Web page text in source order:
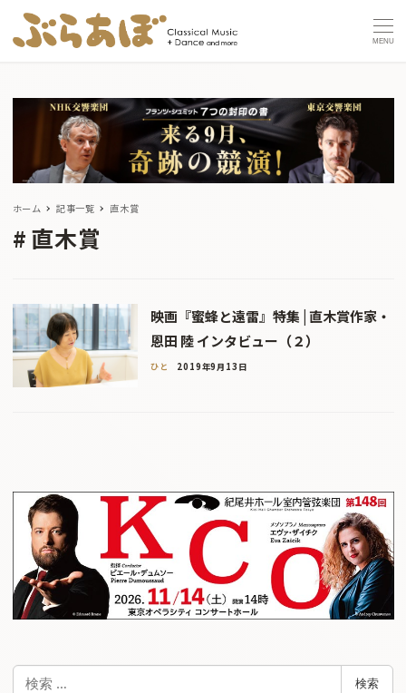
MENU
ホーム 記事一覧 直木賞
直木賞
映画『蜜蜂と遠雷』特集 | 直木賞作家・
恩田 陸 インタビュー（２）
ひと 2019年9月13日
検
検索